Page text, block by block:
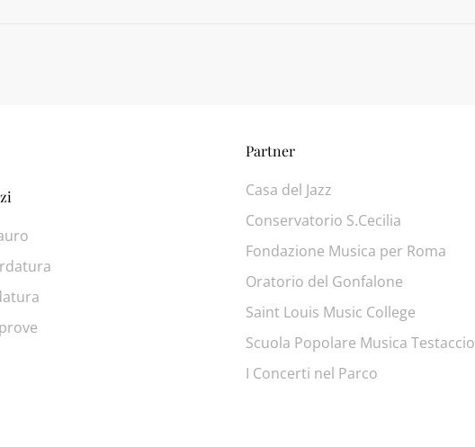
Partner
Casa del Jazz
Conservatorio S.Cecilia
Fondazione Musica per Roma
Oratorio del Gonfalone
Saint Louis Music College
Scuola Popolare Musica Testaccio
I Concerti nel Parco